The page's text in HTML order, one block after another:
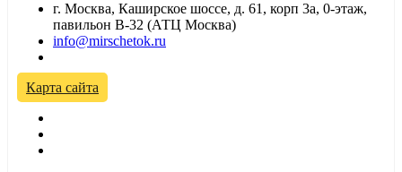
г. Москва, Каширское шоссе, д. 61, корп 3а, 0-этаж,
павильон В-32 (АТЦ Москва)
info@mirschetok.ru
Карта сайта